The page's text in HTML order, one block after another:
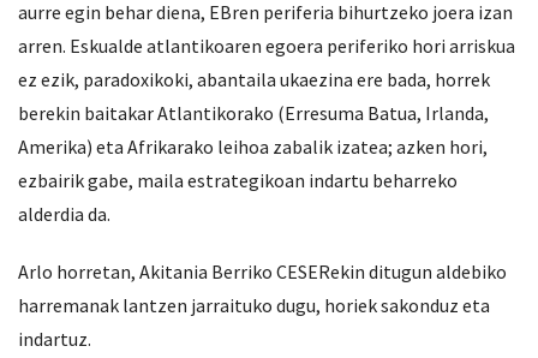
aurre egin behar diena, EBren periferia bihurtzeko joera izan
arren. Eskualde atlantikoaren egoera periferiko hori arriskua
ez ezik, paradoxikoki, abantaila ukaezina ere bada, horrek
berekin baitakar Atlantikorako (Erresuma Batua, Irlanda,
Amerika) eta Afrikarako leihoa zabalik izatea; azken hori,
ezbairik gabe, maila estrategikoan indartu beharreko
alderdia da.
Arlo horretan, Akitania Berriko CESERekin ditugun aldebiko
harremanak lantzen jarraituko dugu, horiek sakonduz eta
indartuz.